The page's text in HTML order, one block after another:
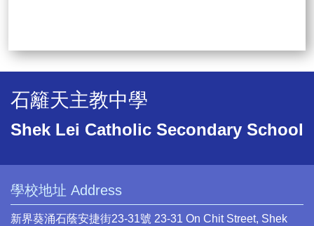
石籬天主教中學
Shek Lei Catholic Secondary School
學校地址 Address
新界葵涌石蔭安捷街23-31號 23-31 On Chit Street, Shek